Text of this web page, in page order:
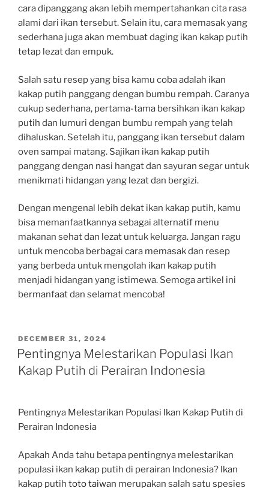
cara dipanggang akan lebih mempertahankan cita rasa
alami dari ikan tersebut. Selain itu, cara memasak yang
sederhana juga akan membuat daging ikan kakap putih
tetap lezat dan empuk.
Salah satu resep yang bisa kamu coba adalah ikan
kakap putih panggang dengan bumbu rempah. Caranya
cukup sederhana, pertama-tama bersihkan ikan kakap
putih dan lumuri dengan bumbu rempah yang telah
dihaluskan. Setelah itu, panggang ikan tersebut dalam
oven sampai matang. Sajikan ikan kakap putih
panggang dengan nasi hangat dan sayuran segar untuk
menikmati hidangan yang lezat dan bergizi.
Dengan mengenal lebih dekat ikan kakap putih, kamu
bisa memanfaatkannya sebagai alternatif menu
makanan sehat dan lezat untuk keluarga. Jangan ragu
untuk mencoba berbagai cara memasak dan resep
yang berbeda untuk mengolah ikan kakap putih
menjadi hidangan yang istimewa. Semoga artikel ini
bermanfaat dan selamat mencoba!
POSTED
ON
DECEMBER 31, 2024
Pentingnya Melestarikan Populasi Ikan
Kakap Putih di Perairan Indonesia
Pentingnya Melestarikan Populasi Ikan Kakap Putih di
Perairan Indonesia
Apakah Anda tahu betapa pentingnya melestarikan
populasi ikan kakap putih di perairan Indonesia? Ikan
kakap putih toto taiwan merupakan salah satu spesies